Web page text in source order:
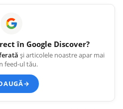
în Google Discover?
și articolele noastre apar mai
feed-ul tău.
→